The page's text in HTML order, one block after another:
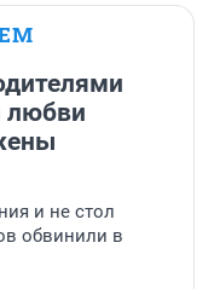
любви
и не стол
обвинили в